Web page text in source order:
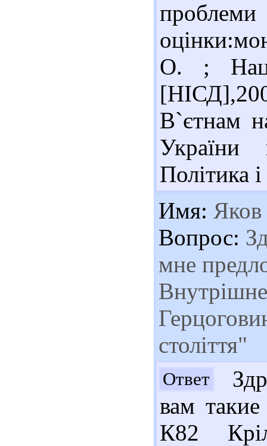
О. ; Нац.
В`єтнам
України
Політика
Имя: Яков
Вопрос:
мне
століття"
Ответ
вам
К82